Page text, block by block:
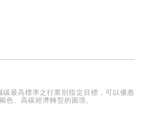
最高標準之行業別指定目標，可以優惠
、高碳經濟轉型的困境。